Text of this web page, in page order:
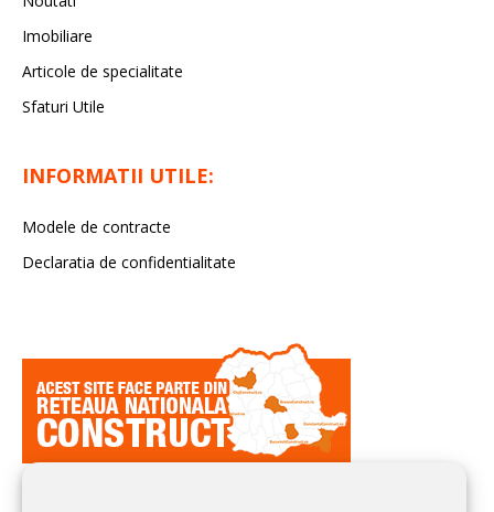
Imobiliare
Articole de specialitate
Sfaturi Utile
INFORMATII UTILE:
Modele de contracte
Declaratia de confidentialitate